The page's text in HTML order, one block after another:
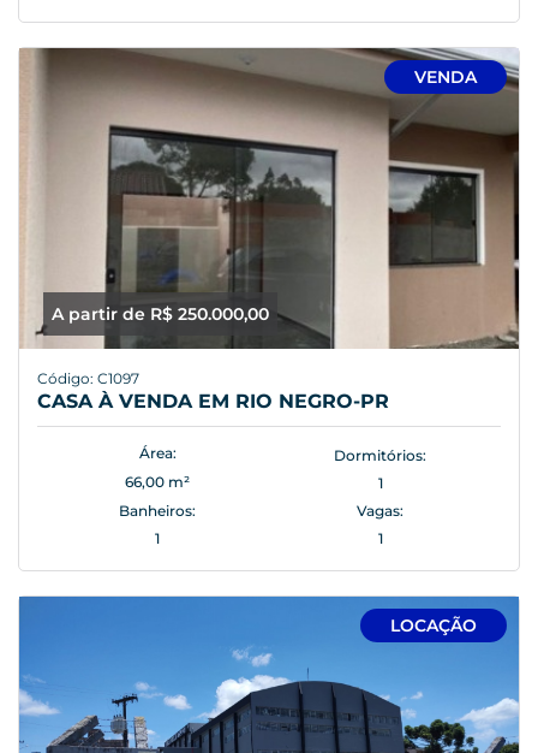
A partir de R$ 250.000,00
VENDA
Código: C1097
CASA À VENDA EM RIO NEGRO-PR
Área:
66,00 m²
Dormitórios:
1
Banheiros:
1
Vagas:
1
LOCAÇÃO